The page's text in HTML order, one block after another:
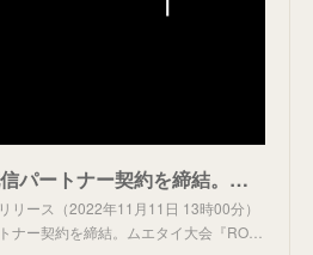
U-NEXTがBOMと配信パートナー契約を締結。ムエタイ大会『ROAD TO ONE JAPAN』『BOM』を独占でライブ配信
リース（2022年11月11日 13時00分）
ナー契約を締結。ムエタイ大会『RO…